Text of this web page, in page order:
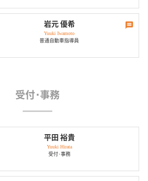
ひとこと
楽しい方あんまり興味ない方がいると思います
るときは楽しく思ってもらえるように教習して
たときは嬉しくて、何か用事を作っては乗り回
行ったり、近くのカラオケに行ったりでも率先
ので、友達からはいい足やと思われてたと思いま
す(笑)
に楽しく頑張りましょう！
休日･趣味は？
車、バイク、キャンプ、釣りです！
ひとこと
岩元 優希
Yuuki Iwamoto
普通自動車指導員
漫画、小説を読んだり、ゲームをしたり、絵を描
ときの雪道での急なカーブの下り坂を走った時の
、道を間違えて山道を迷走してしまって困った
を渡ったときの綺麗な景色に感動した事･･･等々
日々の運転が経験であり思い出です。
ひとこと
受付･事務
平田 裕貴
Yuuki Hirata
受付･事務